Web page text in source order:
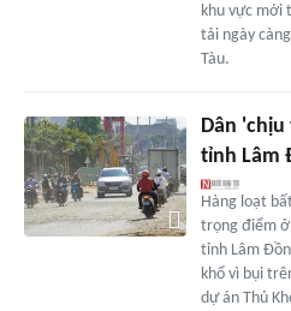
khu vực mới
tải ngày
Tàu.
Dân
tỉnh Lâm
Hàng loạt
trọng điểm ở
tỉnh Lâm
khổ vì bụi
dự án Thủ